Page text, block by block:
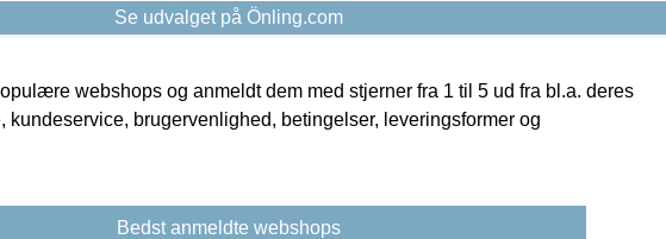
Se udvalget på Önling.com
webshops og anmeldt dem med stjerner fra 1 til 5 ud fra bl.a. deres
kundeservice, brugervenlighed, betingelser, leveringsformer og
Bedst anmeldte webshops